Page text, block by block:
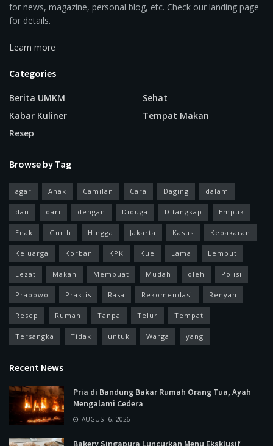
for news, magazine, personal blog, etc. Check our landing page
for details.
Learn more
Categories
Berita UMKM
Kabar Kuliner
Resep
Sehat
Tempat Makan
Browse by Tag
agar Anak Camilan Cara Daging dalam
dan dari dengan Diduga Ditangkap Empuk
Enak Gurih Hingga Jakarta Kasus Kebakaran
Keluarga Korban KPK Kue Lama Lembut
Lezat Makan Membuat Mudah oleh Polisi
Prabowo Praktis Rasa Rekomendasi Renyah
Resep Rumah Tanpa Telur Tempat
Tersangka Tidak untuk Warga yang
Recent News
Pria di Bandung Bakar Rumah Orang Tua, Ayah
Mengalami Cedera
AUGUST 6, 2026
Bakery Singapura Luncurkan Menu Eksklusif